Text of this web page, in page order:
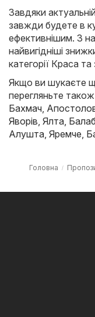
Завдяки
завжди будете в
ефективнішим. З
найвигідніші
категорії Краса
Якщо ви шукаєте
перегляньте також
Бахмач
Яворів Ялта
Алушта Яремче
Головна